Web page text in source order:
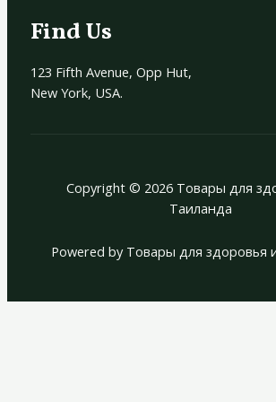
Find Us
123 Fifth Avenue, Opp Hut,
New York, USA.
Copyright © 2026 Товары для
Таиланда
Powered by Товары для здоровья